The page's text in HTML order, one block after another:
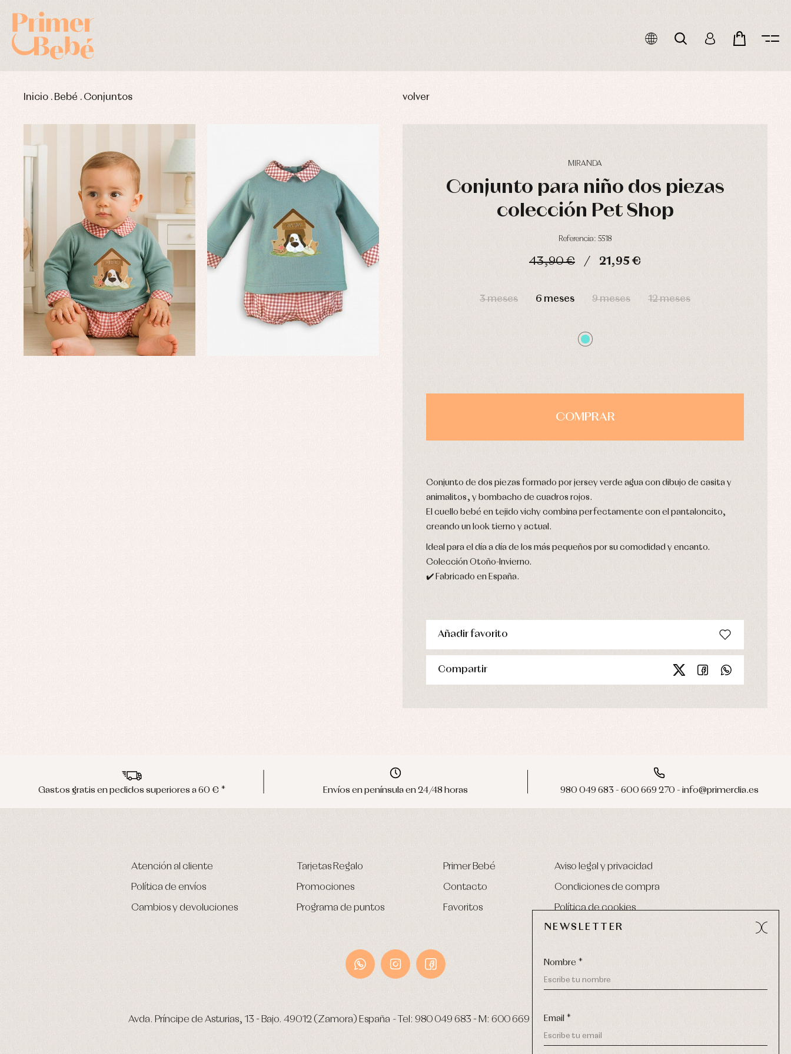
Inicio . Bebé . Conjuntos volver
MIRANDA
Conjunto para niño dos piezas
colección Pet Shop
Referencia: 5518
43,90 € 21,95 €
3 meses 6 meses 9 meses 12 meses
COMPRAR
Conjunto de dos piezas formado por jersey verde agua con dibujo de casita y
animalitos, y bombacho de cuadros rojos.
El cuello bebé en tejido vichy combina perfectamente con el pantaloncito,
creando un look tierno y actual.
Ideal para el día a día de los más pequeños por su comodidad y encanto.
Colección Otoño-Invierno.
✔️ Fabricado en España.
Añadir favorito
Compartir
Gastos gratis en pedidos superiores a 60 € * Envíos en península en 24/48 horas 980 049 683 - 600 669 270 - info@primerdia.es
Atención al cliente
Política de envíos
Cambios y devoluciones
Tarjetas Regalo
Promociones
Programa de puntos
Primer Bebé
Contacto
Favoritos
Aviso legal y privacidad
Condiciones de compra
Política de cookies
Avda. Príncipe de Asturias, 13 - Bajo. 49012 (Zamora) España -Tel: 980 049 683 - M: 600 669 270-email:
NEWSLETTER
Nombre *
Email *
Complementos de bautizo
Conjuntos
Faldones de bautizo
Peleles y ranitas
Baberos
Blusas, camisas y jerseys
Complementos
Conjuntos
Faldones de bebé
Peleles y ranitas
Blusas y camisas
Chaquetas y abrigos
Complementos
Conjuntos
Peleles y ranitas
Chaquetas y jerseys
Conjuntos
Pantalones
Peleles y ranitas